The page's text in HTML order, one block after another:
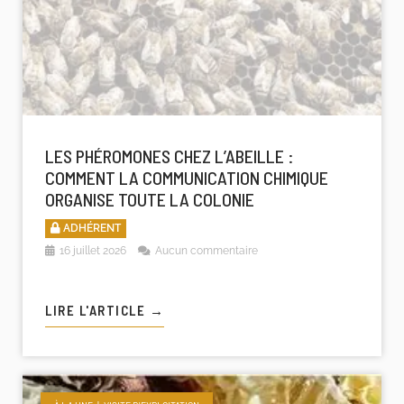
LES PHÉROMONES CHEZ L’ABEILLE :
COMMENT LA COMMUNICATION CHIMIQUE
ORGANISE TOUTE LA COLONIE
ADHÉRENT
16 juillet 2026
Aucun commentaire
LIRE L'ARTICLE →